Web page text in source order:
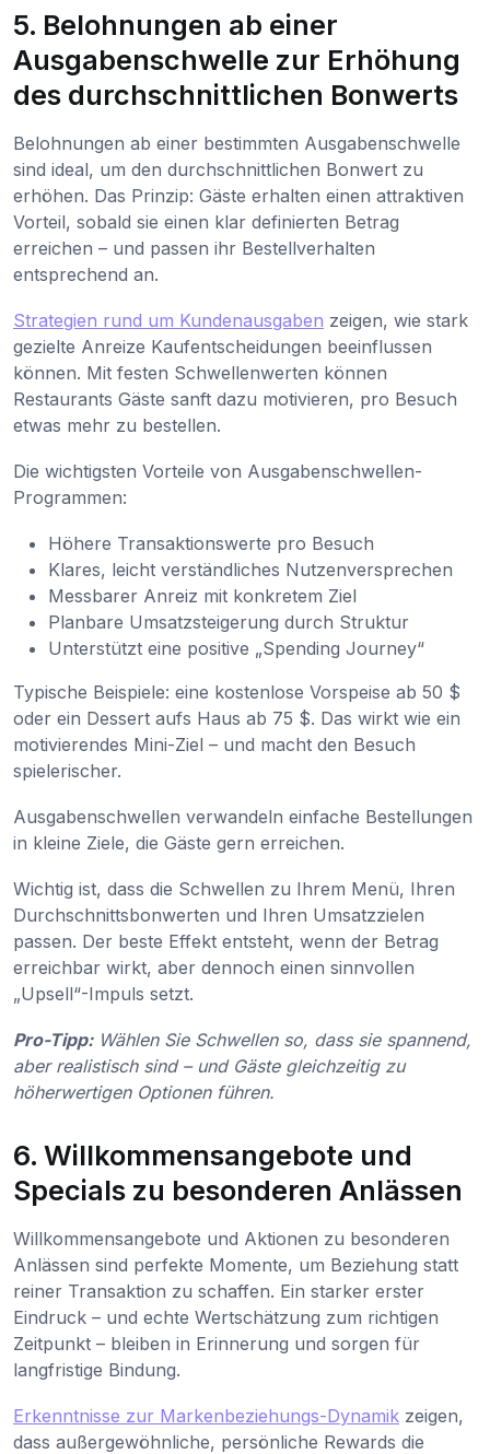
5. Belohnungen ab einer
Ausgabenschwelle zur Erhöhung
des durchschnittlichen Bonwerts
Belohnungen ab einer bestimmten Ausgabenschwelle
sind ideal, um den durchschnittlichen Bonwert zu
erhöhen. Das Prinzip: Gäste erhalten einen attraktiven
Vorteil, sobald sie einen klar definierten Betrag
erreichen – und passen ihr Bestellverhalten
entsprechend an.
Strategien rund um Kundenausgaben zeigen, wie stark
gezielte Anreize Kaufentscheidungen beeinflussen
können. Mit festen Schwellenwerten können
Restaurants Gäste sanft dazu motivieren, pro Besuch
etwas mehr zu bestellen.
Die wichtigsten Vorteile von Ausgabenschwellen-
Programmen:
Höhere Transaktionswerte pro Besuch
Klares, leicht verständliches Nutzenversprechen
Messbarer Anreiz mit konkretem Ziel
Planbare Umsatzsteigerung durch Struktur
Unterstützt eine positive „Spending Journey“
Typische Beispiele: eine kostenlose Vorspeise ab 50 $
oder ein Dessert aufs Haus ab 75 $. Das wirkt wie ein
motivierendes Mini-Ziel – und macht den Besuch
spielerischer.
Ausgabenschwellen verwandeln einfache Bestellungen
in kleine Ziele, die Gäste gern erreichen.
Wichtig ist, dass die Schwellen zu Ihrem Menü, Ihren
Durchschnittsbonwerten und Ihren Umsatzzielen
passen. Der beste Effekt entsteht, wenn der Betrag
erreichbar wirkt, aber dennoch einen sinnvollen
„Upsell“-Impuls setzt.
Pro-Tipp: Wählen Sie Schwellen so, dass sie spannend,
aber realistisch sind – und Gäste gleichzeitig zu
höherwertigen Optionen führen.
6. Willkommensangebote und
Specials zu besonderen Anlässen
Willkommensangebote und Aktionen zu besonderen
Anlässen sind perfekte Momente, um Beziehung statt
reiner Transaktion zu schaffen. Ein starker erster
Eindruck – und echte Wertschätzung zum richtigen
Zeitpunkt – bleiben in Erinnerung und sorgen für
langfristige Bindung.
Erkenntnisse zur Markenbeziehungs-Dynamik zeigen,
dass außergewöhnliche, persönliche Rewards die